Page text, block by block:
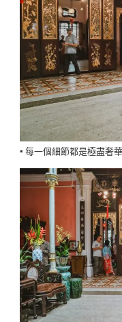
▪️ 每一個細節都是極盡奢